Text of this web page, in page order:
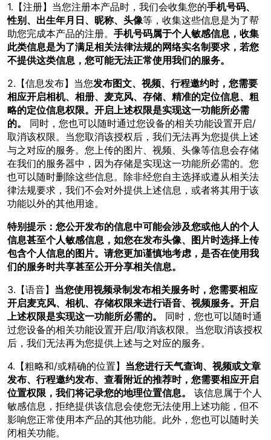
1.【注册】当您注册本产品时，我们会收集您的手机号码、
性别、出生年月日、昵称、头像等，收集这些信息是为了帮
助您完成本产品的注册。 手机号码属于个人敏感信息，收集
此类信息是为了满足相关法律法规的网络实名制要求，若您
不提供这类信息，您可能无法正常使用我们的服务。
2.【信息发布】当您发布图文、视频、行程邀约时，您需要
相应开启相机、相册、麦克风、存储、精准的定位信息、粗
略的定位信息权限。开启上述权限是实现这一功能所必需
的。
同时，您也可以随时通过您设备的相关功能设置开启/
取消该权限。当您取消该授权后，我们无法再为您提供上述
与之对应的服务。您上传的图片、视频、头像等信息会存储
在我们的服务器中，因为存储是实现这一功能所必需的。您
也可以随时删除这些信息。除非经您自主选择或遵从相关法
律法规要求，我们不会对外提供上述信息，或者将其用于该
功能以外的其他用途。
特别提示：您公开发布的信息中可能会涉及您或他人的个人
信息甚至个人敏感信息，如您在发布头像、图片时选择上传
包含个人信息的图片。请您更加谨慎地考虑，是否在使用我
们的服务时共享甚至公开分享相关信息。
3.【语音】 当您使用视频录制发布相关服务时，您需要相应
开启麦克风、相机、存储权限来进行语音、视频服务。开启
上述权限是实现这一功能所必需的。
同时，您也可以随时通
过您设备的相关功能设置开启/取消该权限。当您取消该授权
后，我们无法再为您提供上述与之对应的服务。
4.【粗略和/或精确的位置】 当您进行天气查询、视频或文章
发布、行程邀约发布、查看附近的推荐时，您需要相应开启
位置权限，我们将记录您的地理位置信息。
该信息属于个人
敏感信息，拒绝提供该信息会使您无法使用上述功能，但不
影响您正常使用本产品的其他功能。此外，您也可以随时关
闭相关功能。